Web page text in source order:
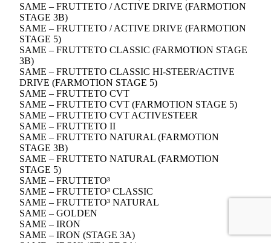
SAME – FRUTTETO / ACTIVE DRIVE (FARMOTION
STAGE 3B)
SAME – FRUTTETO / ACTIVE DRIVE (FARMOTION
STAGE 5)
SAME – FRUTTETO CLASSIC (FARMOTION STAGE
3B)
SAME – FRUTTETO CLASSIC HI-STEER/ACTIVE
DRIVE (FARMOTION STAGE 5)
SAME – FRUTTETO CVT
SAME – FRUTTETO CVT (FARMOTION STAGE 5)
SAME – FRUTTETO CVT ACTIVESTEER
SAME – FRUTTETO II
SAME – FRUTTETO NATURAL (FARMOTION
STAGE 3B)
SAME – FRUTTETO NATURAL (FARMOTION
STAGE 5)
SAME – FRUTTETO³
SAME – FRUTTETO³ CLASSIC
SAME – FRUTTETO³ NATURAL
SAME – GOLDEN
SAME – IRON
SAME – IRON (STAGE 3A)